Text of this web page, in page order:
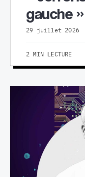
gauche »
29 juillet 2026
2 MIN LECTURE